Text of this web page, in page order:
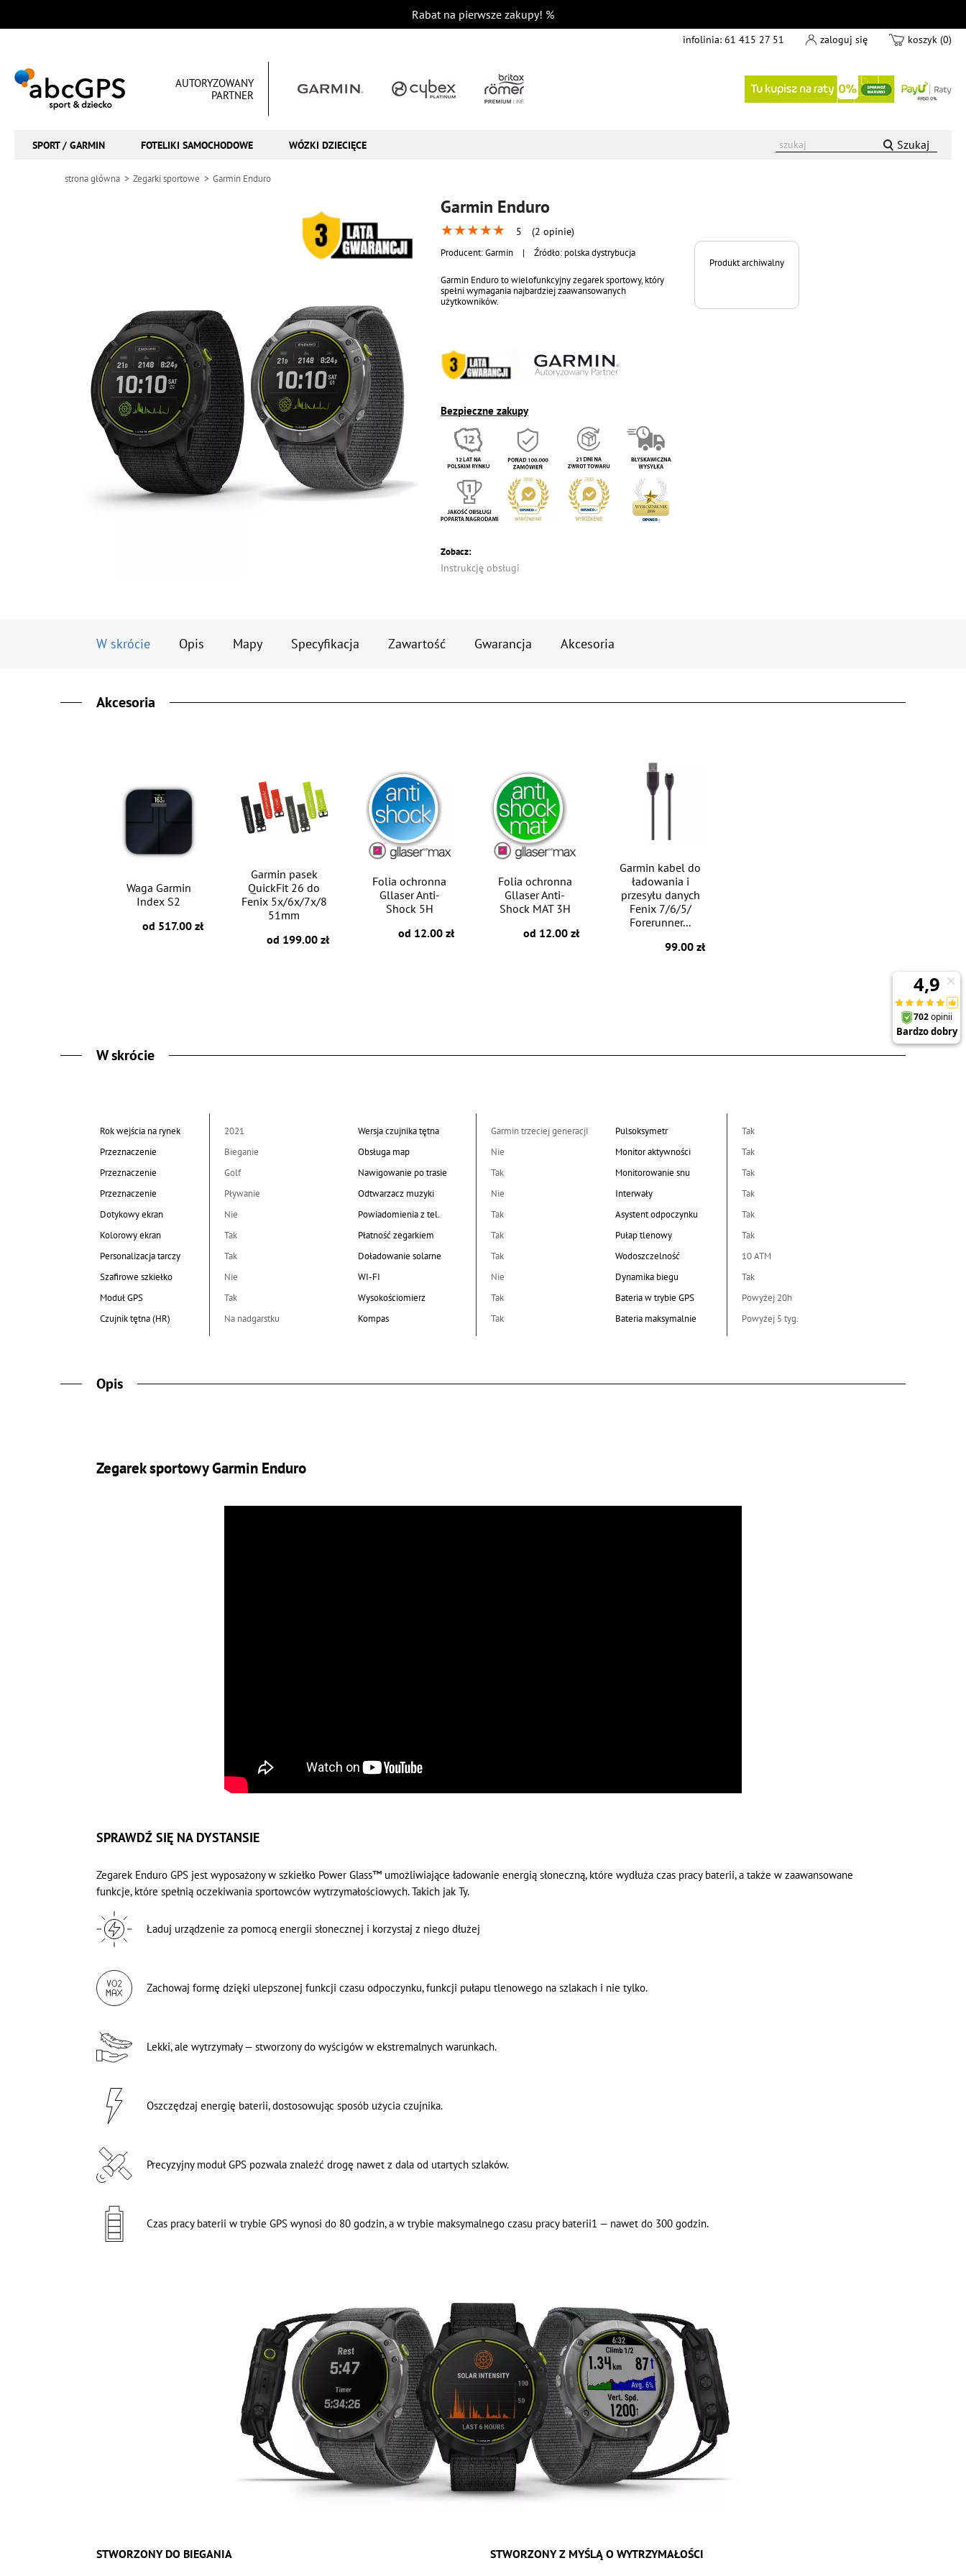
Rabat na pierwsze zakupy! %
infolinia: 61 415 27 51 zaloguj się koszyk (0)
AUTORYZOWANY
PARTNER
SPORT / GARMIN FOTELIKI SAMOCHODOWE WÓZKI DZIECIĘCE Szukaj
strona główna Zegarki sportowe Garmin Enduro
Garmin Enduro
★★★★★ 5 (2 opinie)
Producent:Garmin | Źródło: polska dystrybucja
Garmin Enduro to wielofunkcyjny zegarek sportowy, który
spełni wymagania najbardziej zaawansowanych
użytkowników.
Bezpieczne zakupy
Zobacz:
Instrukcję obsługi
Produkt archiwalny
W skrócie Opis Mapy Specyfikacja Zawartość Gwarancja Akcesoria
Akcesoria
Waga Garmin
Index S2
od 517.00 zł
Garmin pasek
QuickFit 26 do
Fenix 5x/6x/7x/8
51mm
od 199.00 zł
Folia ochronna
Gllaser Anti-
Shock 5H
od 12.00 zł
Folia ochronna
Gllaser Anti-
Shock MAT 3H
od 12.00 zł
Garmin kabel do
ładowania i
przesyłu danych
Fenix 7/6/5/
Forerunner...
99.00 zł
W skrócie
Rok wejścia na rynek
2021
Przeznaczenie
Bieganie
Przeznaczenie
Golf
Przeznaczenie
Pływanie
Dotykowy ekran
Nie
Kolorowy ekran
Tak
Personalizacja tarczy
Tak
Szafirowe szkiełko
Nie
Moduł GPS
Tak
Czujnik tętna (HR)
Na nadgarstku
Wersja czujnika tętna
Garmin trzeciej generacji
Obsługa map
Nie
Nawigowanie po trasie
Tak
Odtwarzacz muzyki
Nie
Powiadomienia z tel.
Tak
Płatność zegarkiem
Tak
Doładowanie solarne
Tak
WI-FI
Nie
Wysokościomierz
Tak
Kompas
Tak
Pulsoksymetr
Tak
Monitor aktywności
Tak
Monitorowanie snu
Tak
Interwały
Tak
Asystent odpoczynku
Tak
Pułap tlenowy
Tak
Wodoszczelność
10 ATM
Dynamika biegu
Tak
Bateria w trybie GPS
Powyżej 20h
Bateria maksymalnie
Powyżej 5 tyg.
Opis
Zegarek sportowy Garmin Enduro
SPRAWDŹ SIĘ NA DYSTANSIE
Zegarek Enduro GPS jest wyposażony w szkiełko Power Glass™ umożliwiające ładowanie energią słoneczną, które wydłuża czas pracy baterii, a także w zaawansowane
funkcje, które spełnią oczekiwania sportowców wytrzymałościowych. Takich jak Ty.
Ładuj urządzenie za pomocą energii słonecznej i korzystaj z niego dłużej
Zachowaj formę dzięki ulepszonej funkcji czasu odpoczynku, funkcji pułapu tlenowego na szlakach i nie tylko.
Lekki, ale wytrzymały — stworzony do wyścigów w ekstremalnych warunkach.
Oszczędzaj energię baterii, dostosowując sposób użycia czujnika.
Precyzyjny moduł GPS pozwala znaleźć drogę nawet z dala od utartych szlaków.
Czas pracy baterii w trybie GPS wynosi do 80 godzin, a w trybie maksymalnego czasu pracy baterii1 — nawet do 300 godzin.
STWORZONY DO BIEGANIA STWORZONY Z MYŚLĄ O WYTRZYMAŁOŚCI